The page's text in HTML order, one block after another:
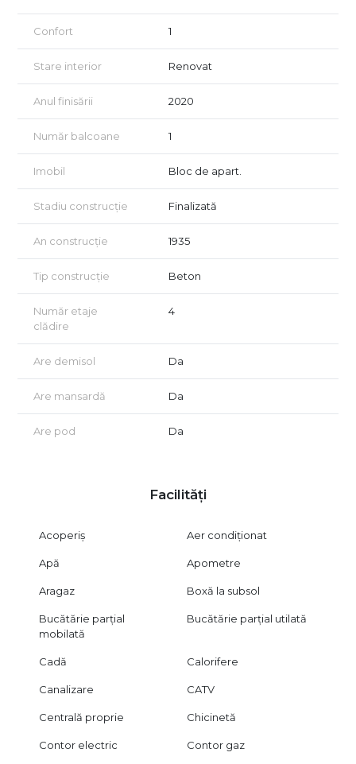
orașului.
Doriți să o descoperiți? Vă invităm la o vizionare!
Pentru detalii suplimentare sau pentru a programa o vizionare,
nu ezitați să ne contactați.
Vizionarea se face doar în baza semnării unui acord de
vizionare conform art. 2.096–2.102 din Codul Civil.
Confort 1
Stare interior Renovat
Anul finisării 2020
Număr balcoane 1
Imobil Bloc de apart.
Stadiu construcție Finalizată
An construcție 1935
Tip construcție Beton
Număr etaje
clădire
4
Are demisol Da
Are mansardă Da
Are pod Da
Facilități
Acoperiș Aer condiționat
Apă Apometre
Aragaz Boxă la subsol
Bucătărie parțial
mobilată
Bucătărie parțial utilată
Cadă Calorifere
Canalizare CATV
Centrală proprie Chicinetă
Contor electric Contor gaz